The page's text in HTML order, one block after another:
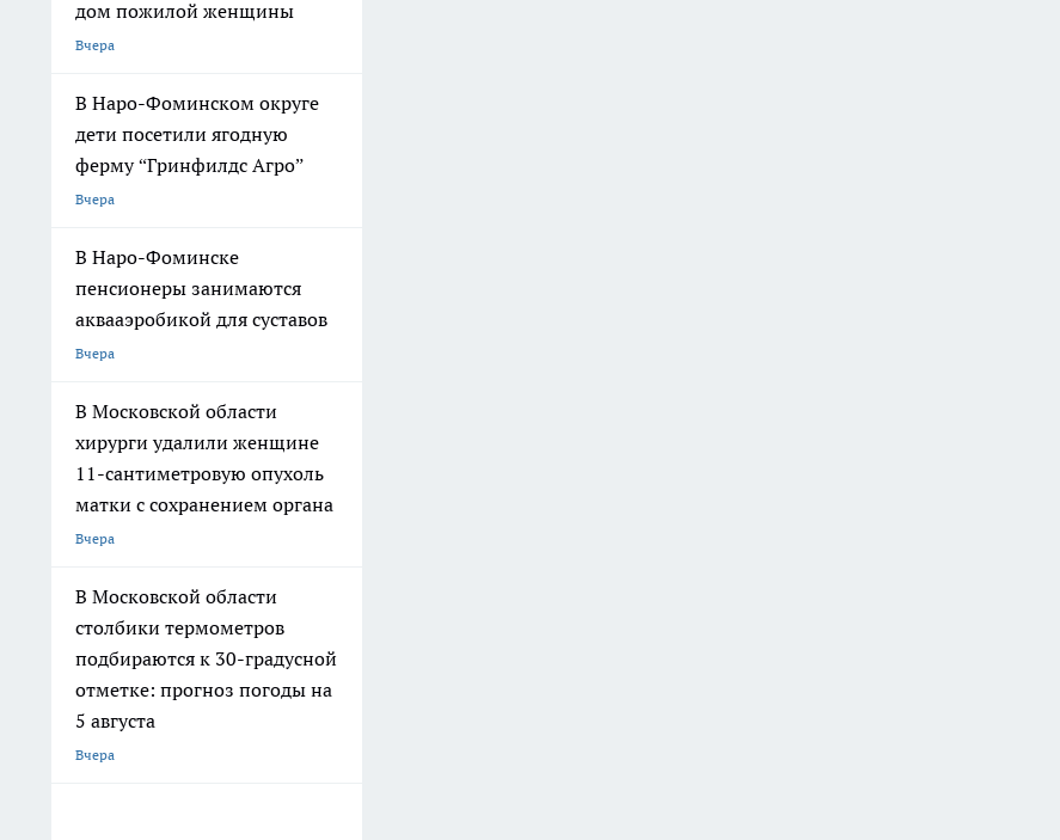
дом пожилой женщины
Вчера
В Наро-Фоминском округе
дети посетили ягодную
ферму “Гринфилдс Агро”
Вчера
В Наро-Фоминске
пенсионеры занимаются
аквааэробикой для суставов
Вчера
В Московской области
хирурги удалили женщине
11-сантиметровую опухоль
матки с сохранением органа
Вчера
В Московской области
столбики термометров
подбираются к 30-градусной
отметке: прогноз погоды на
5 августа
Вчера